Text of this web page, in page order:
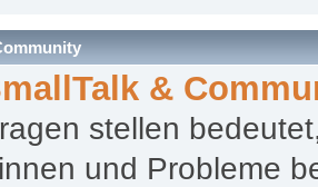
&
stellen
und Probleme